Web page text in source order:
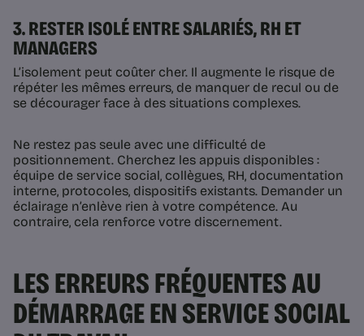
3. RESTER ISOLÉ ENTRE SALARIÉS, RH ET
MANAGERS
L’isolement peut coûter cher. Il augmente le risque de
répéter les mêmes erreurs, de manquer de recul ou de
se décourager face à des situations complexes.
Ne restez pas seule avec une difficulté de
positionnement. Cherchez les appuis disponibles :
équipe de service social, collègues, RH, documentation
interne, protocoles, dispositifs existants. Demander un
éclairage n’enlève rien à votre compétence. Au
contraire, cela renforce votre discernement.
LES ERREURS FRÉQUENTES AU
DÉMARRAGE EN SERVICE SOCIAL